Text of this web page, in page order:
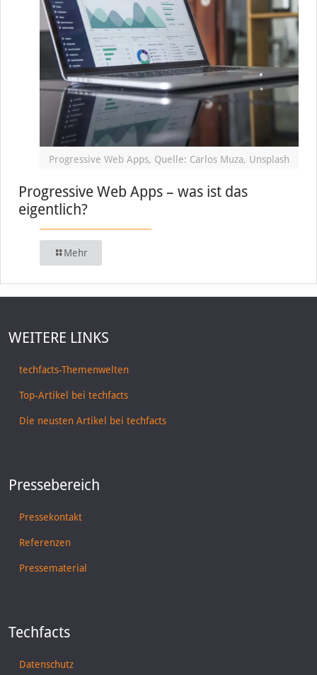
Progressive Web Apps, Quelle: Carlos Muza, Unsplash
Progressive Web Apps – was ist das
eigentlich?
Mehr
WEITERE LINKS
techfacts-Themenwelten
Top-Artikel bei techfacts
Die neusten Artikel bei techfacts
Pressebereich
Pressekontakt
Referenzen
Pressematerial
Techfacts
Datenschutz